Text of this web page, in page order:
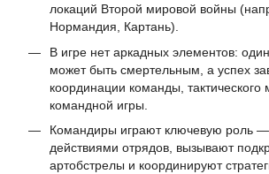
локаций Второй мировой войны
Нормандия, Картань).
В игре нет аркадных элементов:
может быть смертельным, а успех
координации команды,
командной игры.
Командиры играют ключевую роль
действиями отрядов, вызывают
артобстрелы и координируют